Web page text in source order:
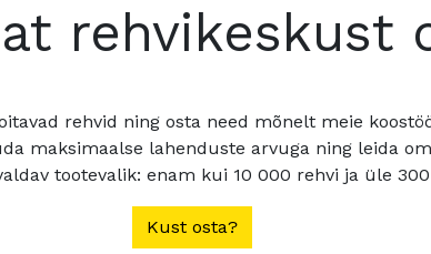
rehvikeskust
rehvid ning osta need mõnelt meie
maksimaalse lahenduste arvuga ning leida
tootevalik: enam kui 10 000 rehvi ja üle
Kust osta?